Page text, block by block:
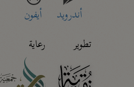
أندرويد
أيفون
تطوير
رعاية